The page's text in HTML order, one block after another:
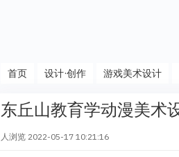
首页 设计·创作 游戏美术设计
东丘山教育学动漫美术
人浏览 2022-05-17 10:21:16